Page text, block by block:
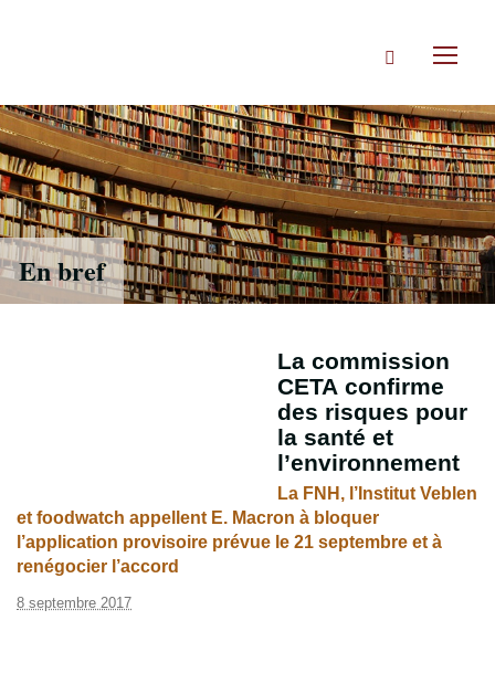
Rechercher
En bref
La commission
CETA confirme
des risques pour
la santé et
l’environnement
La FNH, l’Institut Veblen
et foodwatch appellent E. Macron à bloquer
l’application provisoire prévue le 21 septembre et à
renégocier l’accord
8 septembre 2017